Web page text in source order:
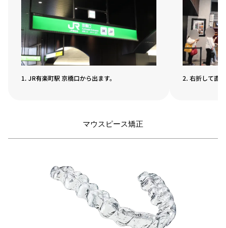
1. JR有楽町駅 京橋口から出ます。 2. 右折して直
マウスピース矯正